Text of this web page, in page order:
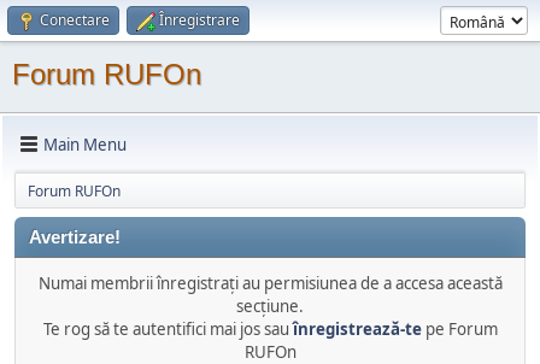
Conectare Înregistrare
Forum RUFOn
Main Menu
Forum RUFOn
Avertizare!
Numai membrii înregistraţi au permisiunea de a accesa această
secţiune.
Te rog să te autentifici mai jos sauînregistrează-tepe Forum
RUFOn